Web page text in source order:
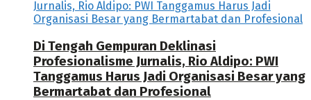
Di Tengah Gempuran Deklinasi
Profesionalisme Jurnalis, Rio Aldipo: PWI
Tanggamus Harus Jadi Organisasi Besar yang
Bermartabat dan Profesional